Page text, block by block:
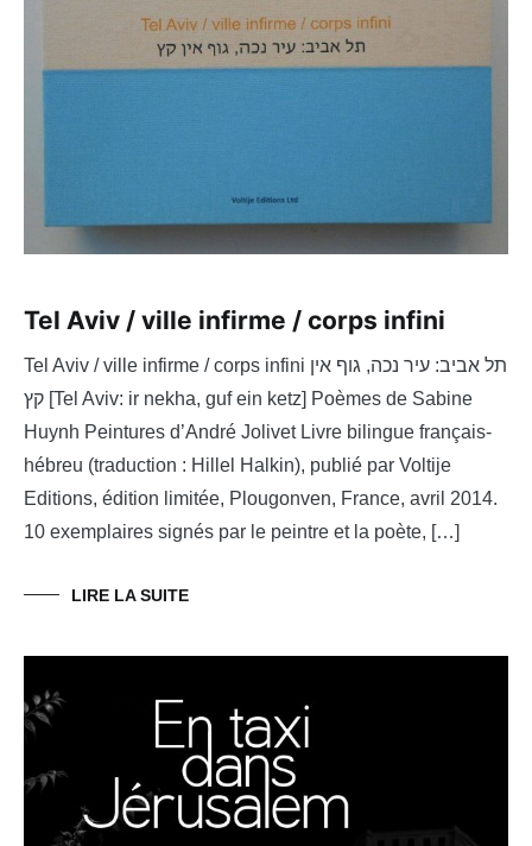
Tel Aviv / ville infirme / corps infini
Tel Aviv / ville infirme / corps infini תל אביב: עיר נכה, גוף אין
קץ [Tel Aviv: ir nekha, guf ein ketz] Poèmes de Sabine
Huynh Peintures d’André Jolivet Livre bilingue français-
hébreu (traduction : Hillel Halkin), publié par Voltije
Editions, édition limitée, Plougonven, France, avril 2014.
10 exemplaires signés par le peintre et la poète, […]
LIRE LA SUITE